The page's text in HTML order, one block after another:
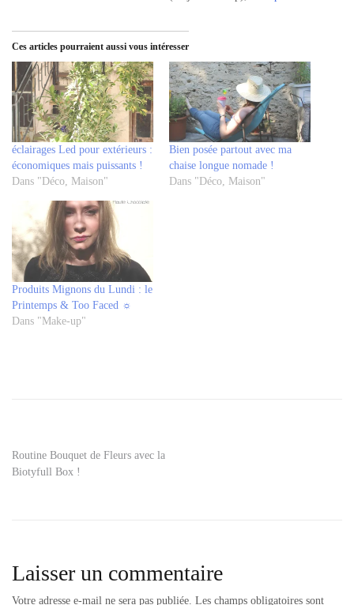
Ces articles pourraient aussi vous intéresser
éclairages Led pour extérieurs :
économiques mais puissants !
Dans "Déco, Maison"
Bien posée partout avec ma
chaise longue nomade !
Dans "Déco, Maison"
Produits Mignons du Lundi : le
Printemps & Too Faced ☼
Dans "Make-up"
Navigation
Routine Bouquet de Fleurs avec la
Biotyfull Box !
Laisser un commentaire
Votre adresse e-mail ne sera pas publiée. Les champs obligatoires sont